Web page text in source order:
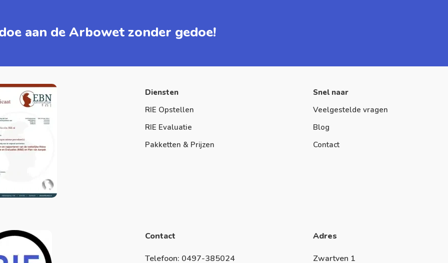
aan de Arbowet zonder gedoe!
Diensten
RIE Opstellen
RIE Evaluatie
Pakketten & Prijzen
Snel naar
Veelgestelde vragen
Blog
Contact
Contact
Telefoon: 0497-385024
Adres
Zwartven 1